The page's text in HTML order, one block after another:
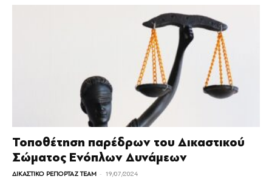
Τοποθέτηση παρέδρων του Δικαστικού
Σώματος Ενόπλων Δυνάμεων
ΔΙΚΑΣΤΙΚΟ ΡΕΠΟΡΤΑΖ TEAM - 19/07/2024